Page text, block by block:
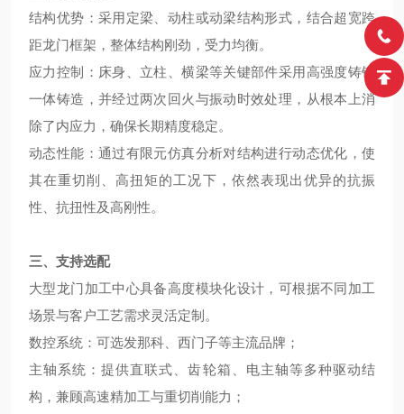
结构优势：采用定梁、动柱或动梁结构形式，结合超宽跨
距龙门框架，整体结构刚劲，受力均衡。
应力控制：床身、立柱、横梁等关键部件采用高强度铸铁
一体铸造，并经过两次回火与振动时效处理，从根本上消
除了内应力，确保长期精度稳定。
动态性能：通过有限元仿真分析对结构进行动态优化，使
其在重切削、高扭矩的工况下，依然表现出优异的抗振
性、抗扭性及高刚性。
三、支持选配
大型龙门加工中心具备高度模块化设计，可根据不同加工
场景与客户工艺需求灵活定制。
数控系统：可选发那科、西门子等主流品牌；
主轴系统：提供直联式、齿轮箱、电主轴等多种驱动结
构，兼顾高速精加工与重切削能力；